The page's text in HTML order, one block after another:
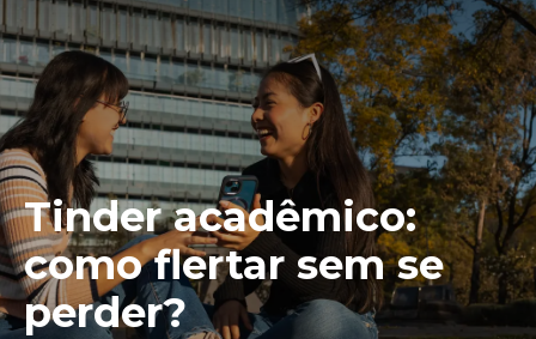
Tinder acadêmico:
como flertar sem se
perder?